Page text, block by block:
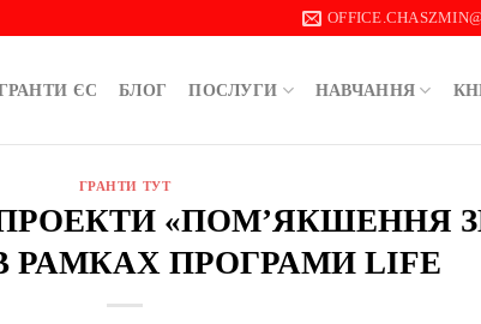
ЄС БЛОГ ПОСЛУГИ НАВЧАННЯ
ГРАНТИ ТУТ
ПРОЕКТИ «ПОМ’ЯКШЕННЯ
РАМКАХ ПРОГРАМИ LIFE